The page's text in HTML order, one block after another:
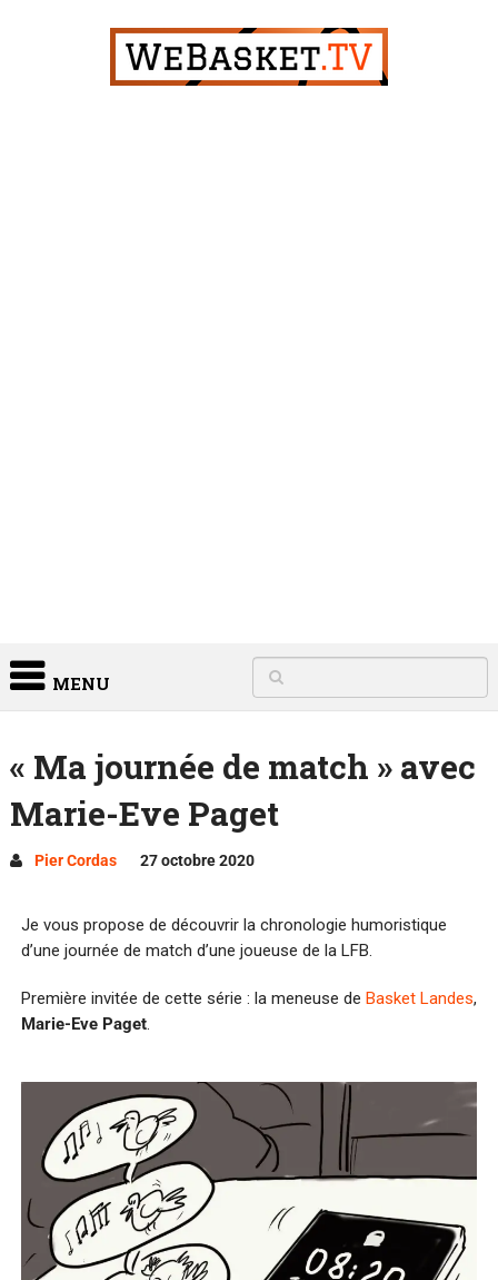
MENU
« Ma journée de match » avec
Marie-Eve Paget
Pier Cordas 27 octobre 2020
Je vous propose de découvrir la chronologie humoristique
d’une journée de match d’une joueuse de la LFB.
Première invitée de cette série : la meneuse de Basket Landes,
Marie-Eve Paget.